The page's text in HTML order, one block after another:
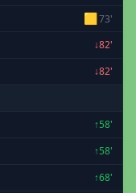
🟨73'
↓82'
↓82'
↑58'
↑58'
↑68'